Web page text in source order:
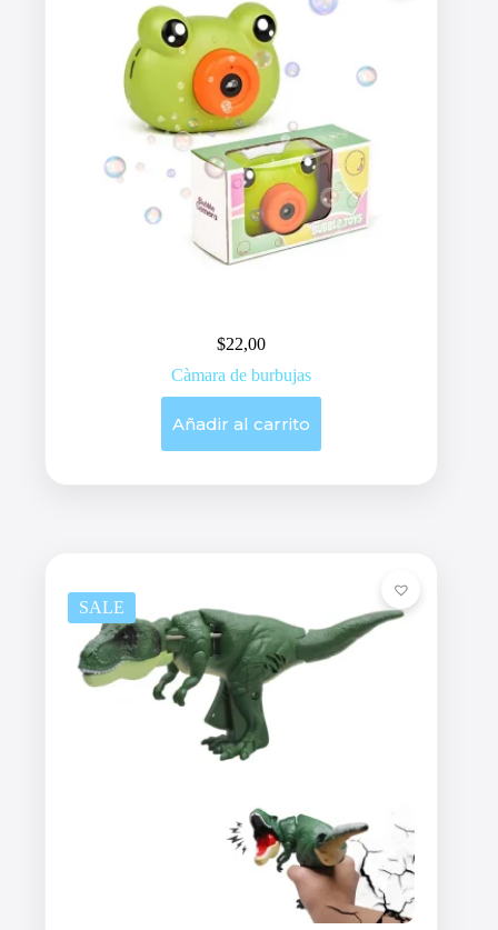
$22,00
Càmara de burbujas
Añadir al carrito
SALE